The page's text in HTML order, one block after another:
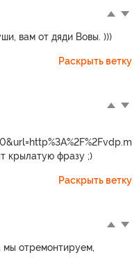
вам от дяди Вовы. )))
Раскрыть ветку
крылатую фразу ;)
Раскрыть ветку
мы отремонтируем,